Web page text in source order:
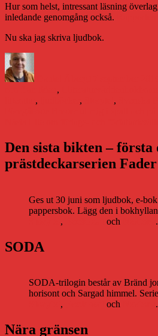
Hur som helst, intressant läsning
inledande genomgång också.
Nu ska jag skriva ljudbok.
,
, , ,
Den sista bikten – första
prästdeckarserien
Ges ut 30 juni som ljudbok, e-
pappersbok. Lägg den i
, och .
SODA
SODA-trilogin består av Bränd
horisont och Sargad himmel.
, och .
Nära gränsen